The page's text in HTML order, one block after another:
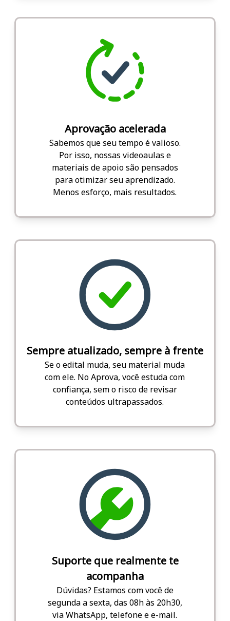
Aprovação acelerada
Sabemos que seu tempo é valioso.
Por isso, nossas videoaulas e
materiais de apoio são pensados
para otimizar seu aprendizado.
Menos esforço, mais resultados.
Sempre atualizado, sempre à frente
Se o edital muda, seu material muda
com ele. No Aprova, você estuda com
confiança, sem o risco de revisar
conteúdos ultrapassados.
Suporte que realmente te
acompanha
Dúvidas? Estamos com você de
segunda a sexta, das 08h às 20h30,
via WhatsApp, telefone e e-mail.